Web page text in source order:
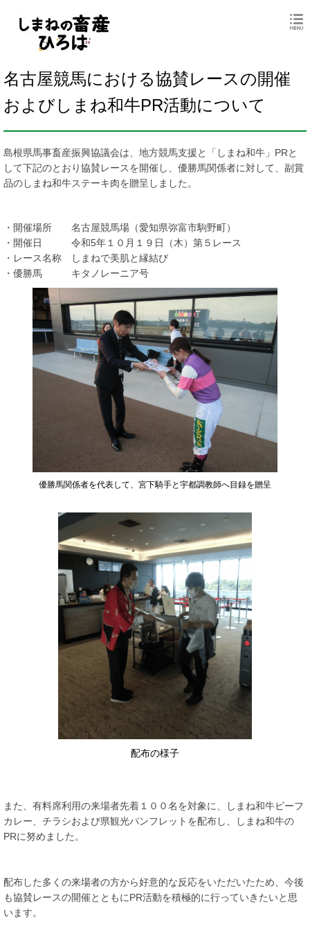
名古屋競馬における協賛レースの開催
およびしまね和牛PR活動について
島根県馬事畜産振興協議会は、地方競馬支援と「しまね和牛」PRと
して下記のとおり協賛レースを開催し、優勝馬関係者に対して、副賞
品のしまね和牛ステーキ肉を贈呈しました。
・開催場所 名古屋競馬場（愛知県弥富市駒野町）
・開催日 令和5年１０月１９日（木）第５レース
・レース名称 しまねで美肌と縁結び
・優勝馬 キタノレーニア号
優勝馬関係者を代表して、宮下騎手と宇都調教師へ目録を贈呈
配布の様子
また、有料席利用の来場者先着１００名を対象に、しまね和牛ビーフ
カレー、チラシおよび県観光パンフレットを配布し、しまね和牛の
PRに努めました。
配布した多くの来場者の方から好意的な反応をいただいたため、今後
も協賛レースの開催とともにPR活動を積極的に行っていきたいと思
います。